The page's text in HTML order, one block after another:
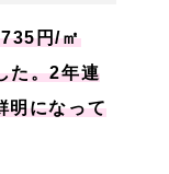
円/㎡
た。2年連
明になって